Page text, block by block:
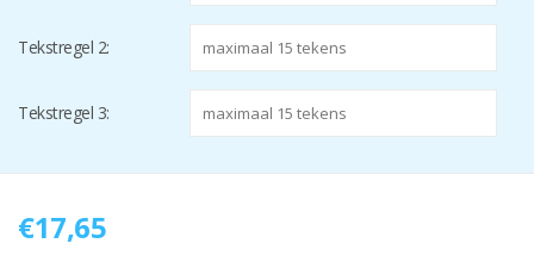
Tekstregel 2:
Tekstregel 3:
€17,65